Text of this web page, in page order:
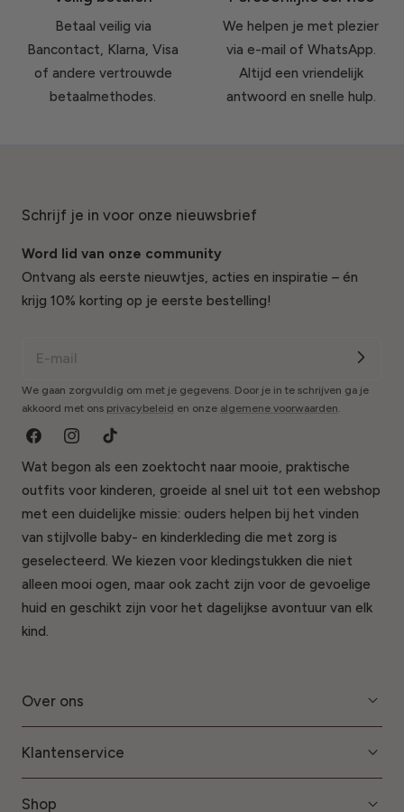
Betaal veilig via
Bancontact, Klarna, Visa
of andere vertrouwde
betaalmethodes.
We helpen je met plezier
via e-mail of WhatsApp.
Altijd een vriendelijk
antwoord en snelle hulp.
Wat begon als een zoektocht naar mooie, praktische
outfits voor kinderen, groeide al snel uit tot een webshop
met een duidelijke missie: ouders helpen bij het vinden
van stijlvolle baby- en kinderkleding die met zorg is
geselecteerd. We kiezen voor kledingstukken die niet
alleen mooi ogen, maar ook zacht zijn voor de gevoelige
huid en geschikt zijn voor het dagelijkse avontuur van elk
kind.
Over ons
Klantenservice
Shop
Schrijf je in voor onze nieuwsbrief
Word lid van onze community
Ontvang als eerste nieuwtjes, acties en inspiratie – én
krijg 10% korting op je eerste bestelling!
We gaan zorgvuldig om met je gegevens. Door je in te schrijven ga je
akkoord met ons privacybeleid en onze algemene voorwaarden
FacebookInstagram
Tik
Tok